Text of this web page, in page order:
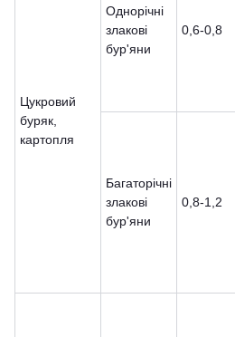
Цукровий
буряк,
картопля
Однорічні
злакові
бур'яни
0,6-0,8
Багаторічні
злакові
бур'яни
0,8-1,2